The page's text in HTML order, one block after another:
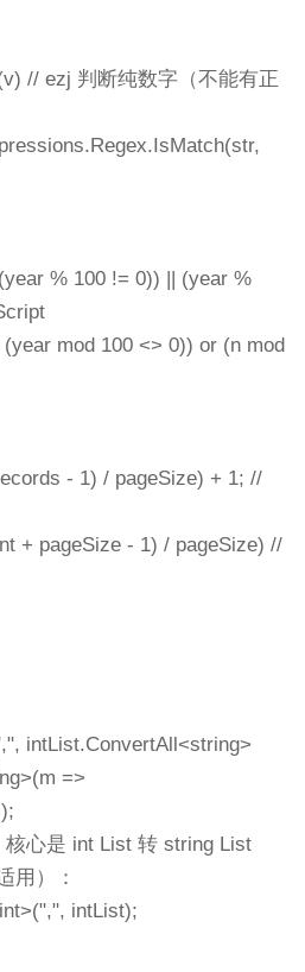
// ezj 判断纯数字（不能有正
% 100 != 0)) || (year %
mod 100 <> 0)) or (n mod
- 1) / pageSize) + 1; //
+ pageSize - 1) / pageSize) //
intList.ConvertAll<string>
=>
心是 int List 转 string List
用）：
intList);